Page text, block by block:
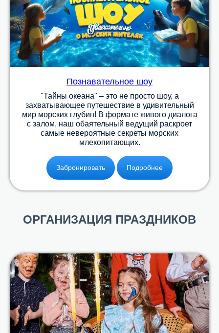
Познавательное шоу
"Тайны океана" – это не просто шоу, а
захватывающее путешествие в удивительный
мир морских глубин! В формате живого диалога
с залом, наш обаятельный ведущий раскроет
самые невероятные секреты морских
млекопитающих.
Забронировать Подробнее
ОРГАНИЗАЦИЯ ПРАЗДНИКОВ